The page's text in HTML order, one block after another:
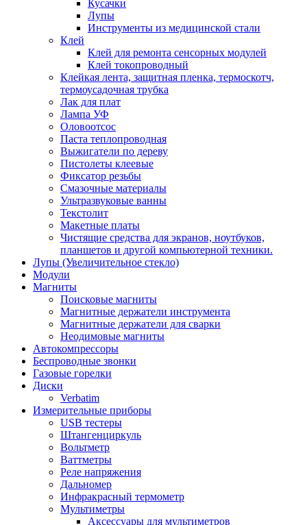
Кусачки
Лупы
Инструменты из медицинской стали
Клей
Клей для ремонта сенсорных модулей
Клей токопроводный
Клейкая лента, защитная пленка, термоскотч,
термоусадочная трубка
Лак для плат
Лампа УФ
Оловоотсос
Паста теплопроводная
Выжигатели по дереву
Пистолеты клеевые
Фиксатор резьбы
Смазочные материалы
Ультразвуковые ванны
Текстолит
Макетные платы
Чистящие средства для экранов, ноутбуков,
планшетов и другой компьютерной техники.
Лупы (Увеличительное стекло)
Модули
Магниты
Поисковые магниты
Магнитные держатели инструмента
Магнитные держатели для сварки
Неодимовые магниты
Автокомпрессоры
Беспроводные звонки
Газовые горелки
Диски
Verbatim
Измерительные приборы
USB тестеры
Штангенциркуль
Вольтметр
Ваттметры
Реле напряжения
Дальномер
Инфракрасный термометр
Мультиметры
Аксессуары для мультиметров